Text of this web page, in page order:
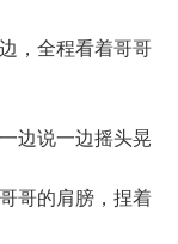
，全程看着哥哥
边说一边摇头晃
哥的肩膀，捏着